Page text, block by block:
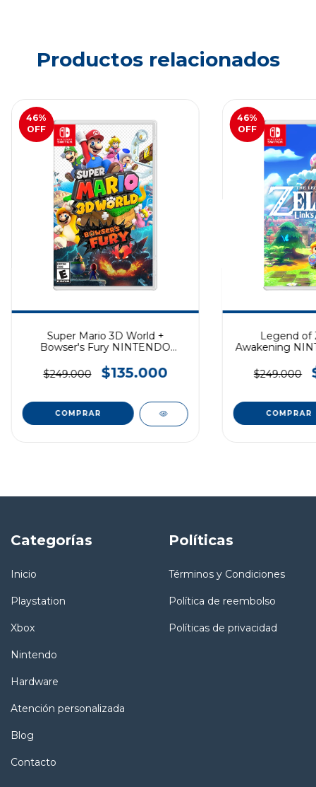
Productos relacionados
46%
OFF
Super Mario 3D World +
Bowser's Fury NINTENDO
$249.000
$135.000
46%
OFF
Legend of
Awakening
$249.000
Categorías
Inicio
Playstation
Xbox
Nintendo
Hardware
Atención personalizada
Blog
Contacto
Políticas
Términos y Condiciones
Política de reembolso
Políticas de privacidad